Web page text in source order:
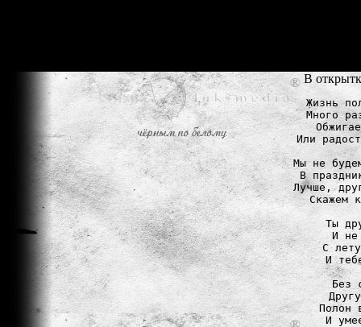
В
Жизнь
Много
Или
Мы не
В
Лучше,
Скажем
Ты
И не
С
И
Без
Полон
И